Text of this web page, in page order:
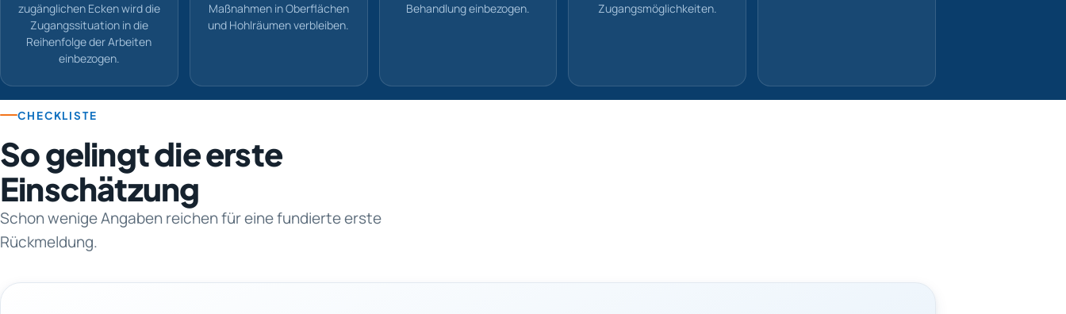
zugänglichen Ecken wird die
Zugangssituation in die
Reihenfolge der Arbeiten
einbezogen.
Maßnahmen in Oberflächen
und Hohlräumen verbleiben.
Behandlung einbezogen.
Zugangsmöglichkeiten.
CHECKLISTE
So gelingt die erste
Einschätzung
Schon wenige Angaben reichen für eine fundierte erste
Rückmeldung.